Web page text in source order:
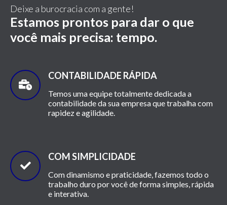
Deixe a burocracia com a gente!
Estamos prontos para dar o que
você mais precisa: tempo.
CONTABILIDADE RÁPIDA
Temos uma equipe totalmente dedicada a
contabilidade da sua empresa que trabalha com
rapidez e agilidade.
COM SIMPLICIDADE
Com dinamismo e praticidade, fazemos todo o
trabalho duro por você de forma simples, rápida
e interativa.